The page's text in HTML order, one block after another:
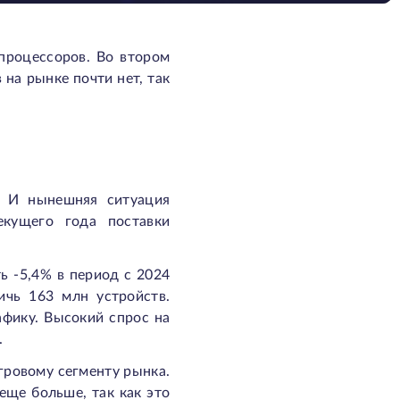
Во втором
рынке почти нет, так
И нынешняя ситуация
года поставки
-5,4% в период с 2024
163 млн устройств.
Высокий спрос на
сегменту рынка.
больше, так как это